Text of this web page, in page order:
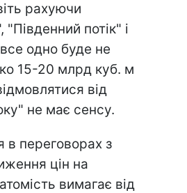
рахуючи
"Південний потік" і
одно буде не
15-20 млрд куб. м
від
не має сенсу.
в переговорах з
цін на
вимагає від